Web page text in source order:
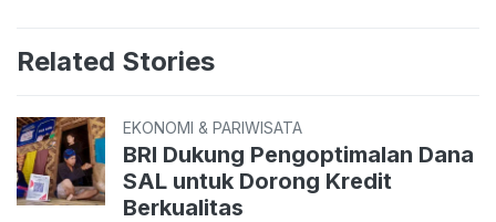
Related Stories
EKONOMI & PARIWISATA
BRI Dukung Pengoptimalan Dana
SAL untuk Dorong Kredit
Berkualitas